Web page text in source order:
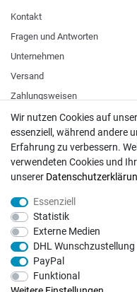
Kontakt
Fragen und Antworten
Unternehmen
Versand
Zahlungsweisen
ZAHLUNGSARTEN /
Paypal
Vorkasse
DHL
Deutsche Post
Bei Fragen wenden Sie sich
Wir nutzen Cookies auf
essenziell, während andere
Erfahrung zu verbessern.
verwendeten Cookies und
unserer
Essenziell
Statistik
Externe Medien
DHL Wunschzustellung
PayPal
Funktional